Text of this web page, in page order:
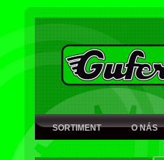
SORTIMENT O NÁS